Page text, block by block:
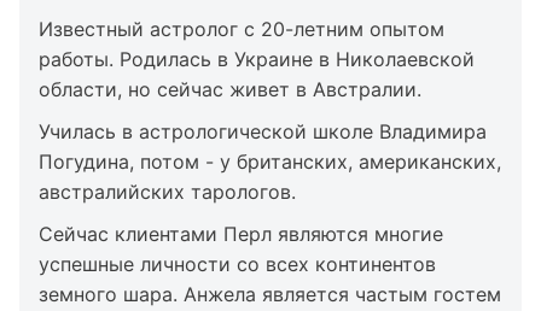
Известный астролог с 20-летним опытом
работы. Родилась в Украине в Николаевской
области, но сейчас живет в Австралии.
Училась в астрологической школе Владимира
Погудина, потом - у британских, американских,
австралийских тарологов.
Сейчас клиентами Перл являются многие
успешные личности со всех континентов
земного шара. Анжела является частым гостем